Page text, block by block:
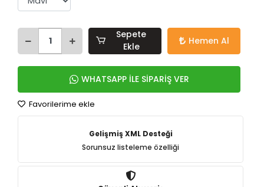
Sepete
Ekle
Hemen Al
WHATSAPP İLE SİPARİŞ VER
Favorilerime ekle
Gelişmiş XML Desteği
Sorunsuz listeleme özelliği